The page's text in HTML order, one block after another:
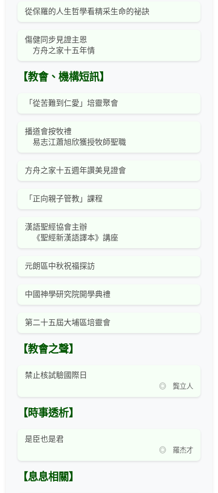
從保羅的人生哲學看精采生命的祕訣
傷健同步見證主恩
方舟之家十五年情
【教會、機構短訊】
「從苦難到仁愛」培靈聚會
播道會按牧禮
易志江蕭旭欣獲授牧師聖職
方舟之家十五週年讚美見證會
「正向親子管教」課程
漢語聖經協會主辦
《聖經新漢語譯本》講座
元朗區中秋祝福探訪
中國神學研究院開學典禮
第二十五屆大埔區培靈會
【教會之聲】
禁止核試驗國際日
◎ 龔立人
【時事透析】
是臣也是君
◎ 羅杰才
【息息相關】